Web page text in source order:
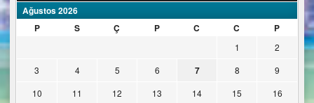
Ağustos 2026
P
S Ç P C C P
1
2
3
4 5 6 7 8
9
10
11 12 13 14 15
16